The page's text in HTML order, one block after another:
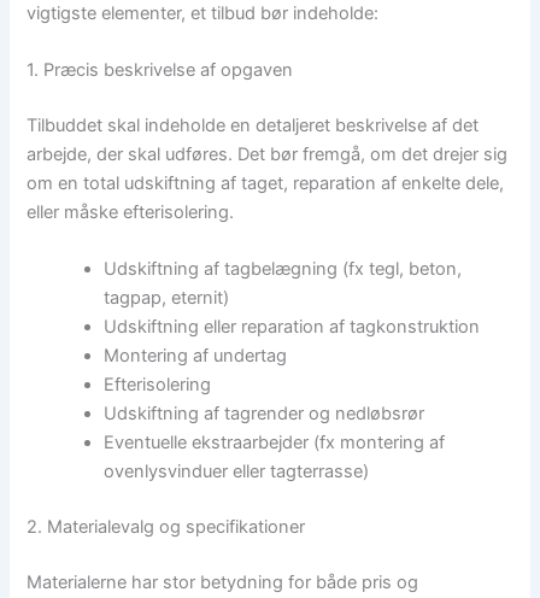
vigtigste elementer, et tilbud bør indeholde:
1. Præcis beskrivelse af opgaven
Tilbuddet skal indeholde en detaljeret beskrivelse af det
arbejde, der skal udføres. Det bør fremgå, om det drejer sig
om en total udskiftning af taget, reparation af enkelte dele,
eller måske efterisolering.
Udskiftning af tagbelægning (fx tegl, beton,
tagpap, eternit)
Udskiftning eller reparation af tagkonstruktion
Montering af undertag
Efterisolering
Udskiftning af tagrender og nedløbsrør
Eventuelle ekstraarbejder (fx montering af
ovenlysvinduer eller tagterrasse)
2. Materialevalg og specifikationer
Materialerne har stor betydning for både pris og